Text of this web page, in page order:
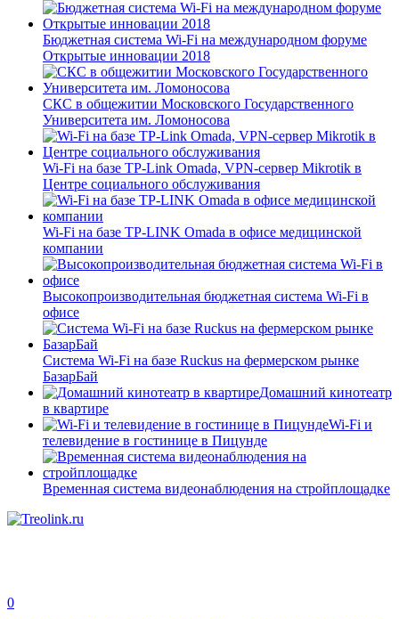
Бюджетная система Wi-Fi на международном форуме
Открытые инновации 2018
СКС в общежитии Московского Государственного
Университета им. Ломоносова
Wi-Fi на базе TP-Link Omada, VPN-сервер Mikrotik в
Центре социального обслуживания
Wi-Fi на базе TP-LINK Omada в офисе медицинской
компании
Высокопроизводительная бюджетная система Wi-Fi в
офисе
Система Wi-Fi на базе Ruckus на фермерском рынке
БазарБай
Домашний кинотеатр
в квартире
Wi-Fi и
телевидение в гостинице в Пицунде
Временная система видеонаблюдения на стройплощадке
0